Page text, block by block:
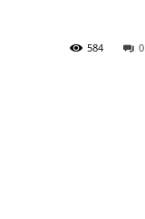
0
584